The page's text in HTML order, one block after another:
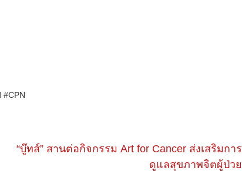
#CPN
“บู๊ทส์” สานต่อกิจกรรม Art for Cancer ส่งเสริมการ
ดูแลสุขภาพจิตผู้ป่วย